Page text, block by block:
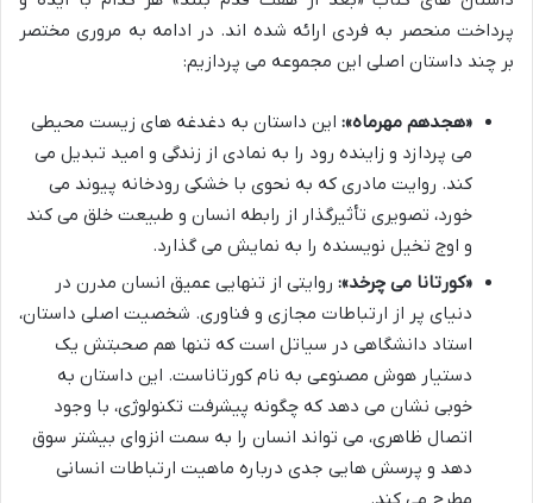
پرداخت منحصر به فردی ارائه شده اند. در ادامه به مروری مختصر
بر چند داستان اصلی این مجموعه می پردازیم:
«هجدهم مهرماه»: این داستان به دغدغه های زیست محیطی
می پردازد و زاینده رود را به نمادی از زندگی و امید تبدیل می
کند. روایت مادری که به نحوی با خشکی رودخانه پیوند می
خورد، تصویری تأثیرگذار از رابطه انسان و طبیعت خلق می کند
و اوج تخیل نویسنده را به نمایش می گذارد.
«کورتانا می چرخد»: روایتی از تنهایی عمیق انسان مدرن در
دنیای پر از ارتباطات مجازی و فناوری. شخصیت اصلی داستان،
استاد دانشگاهی در سیاتل است که تنها هم صحبتش یک
دستیار هوش مصنوعی به نام کورتاناست. این داستان به
خوبی نشان می دهد که چگونه پیشرفت تکنولوژی، با وجود
اتصال ظاهری، می تواند انسان را به سمت انزوای بیشتر سوق
دهد و پرسش هایی جدی درباره ماهیت ارتباطات انسانی